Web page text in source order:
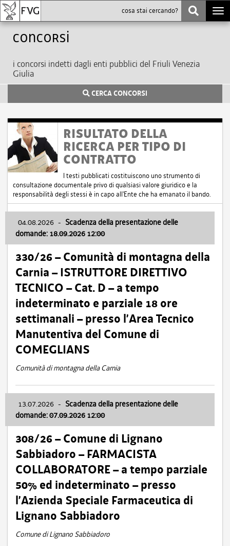
Concorsi
i concorsi indetti dagli enti pubblici del Friuli Venezia
Giulia
CERCA CONCORSI
RISULTATO DELLA
RICERCA PER TIPO DI
CONTRATTO
I testi pubblicati costituiscono uno strumento di
consultazione documentale privo di qualsiasi valore giuridico e la
responsabilità degli stessi è in capo all'Ente che ha emanato il bando.
04.08.2026 - Scadenza della presentazione delle
domande: 18.09.2026 12:00
330/26 – Comunità di montagna della
Carnia – ISTRUTTORE DIRETTIVO
TECNICO – Cat. D – a tempo
indeterminato e parziale 18 ore
settimanali – presso l’Area Tecnico
Manutentiva del Comune di
COMEGLIANS
Comunità di montagna della Carnia
13.07.2026 - Scadenza della presentazione delle
domande: 07.09.2026 12:00
308/26 – Comune di Lignano
Sabbiadoro – FARMACISTA
COLLABORATORE – a tempo parziale
50% ed indeterminato – presso
l’Azienda Speciale Farmaceutica di
Lignano Sabbiadoro
Comune di Lignano Sabbiadoro